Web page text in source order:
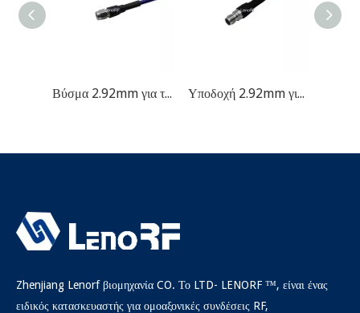
Βύσμα 2.92mm για τη συναρμολόγηση καλωδίου δοκιμής Υποδοχή 2.92mm για τη συναρμολόγηση καλωδίου δοκιμής
Zhenjiang Lenorf βιομηχανία CO. Το LTD- LENORF ™, είναι ένας
ειδικός κατασκευαστής για ομοαξονικές συνδέσεις RF,